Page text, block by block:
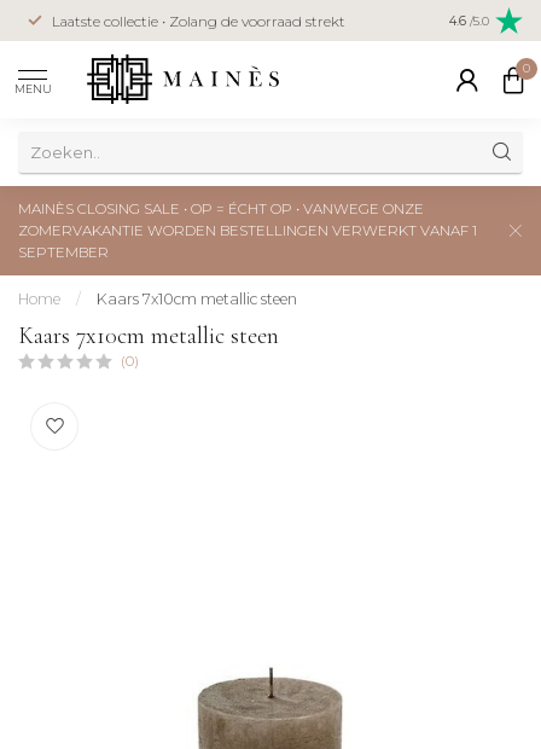
Laatste collectie • Zolang de voorraad strekt Veilig
creditcard
4.6 /5.0
MENU
0
MAINÈS CLOSING SALE • OP = ÉCHT OP • VANWEGE ONZE
ZOMERVAKANTIE WORDEN BESTELLINGEN VERWERKT VANAF 1
SEPTEMBER
Home / Kaars 7x10cm metallic steen
Kaars 7x10cm metallic steen
(0)